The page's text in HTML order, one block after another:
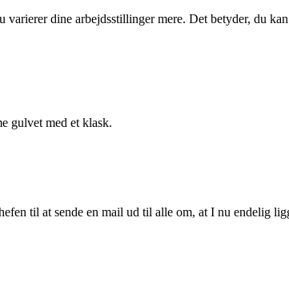
dine arbejdsstillinger mere. Det betyder, du
gulvet med et klask.
til at sende en mail ud til alle om, at I nu endelig